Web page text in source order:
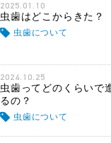
2025.01.10
虫歯はどこからきた？
虫歯について
2024.10.25
虫歯ってどのくらいで
るの？
虫歯について